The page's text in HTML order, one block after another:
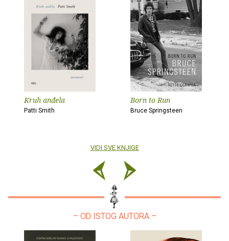
Kruh anđela
Patti Smith
Born to Run
Bruce Springsteen
VIDI SVE KNJIGE
– OD ISTOG AUTORA –